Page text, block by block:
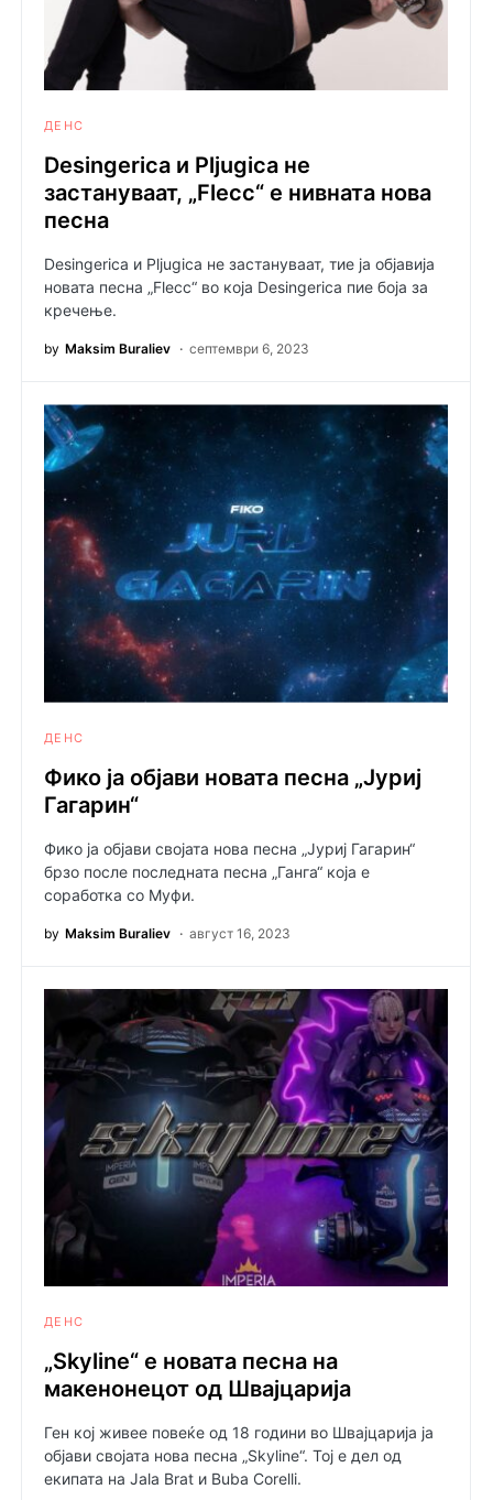
ДЕНС
Desingerica и Pljugica не
застануваат, „Flecc“ е нивната нова
песна
Desingerica и Pljugica не застануваат, тие ја објавија
новата песна „Flecc“ во која Desingerica пие боја за
кречење.
by Maksim Buraliev септември 6, 2023
ДЕНС
Фико ја објави новата песна „Јуриј
Гагарин“
Фико ја објави својата нова песна „Јуриј Гагарин“
брзо после последната песна „Ганга“ која е
соработка со Муфи.
by Maksim Buraliev август 16, 2023
ДЕНС
„Skyline“ е новата песна на
макенонецот од Швајцарија
Ген кој живее повеќе од 18 години во Швајцарија ја
објави својата нова песна „Skyline“. Тој е дел од
екипата на Jala Brat и Buba Corelli.